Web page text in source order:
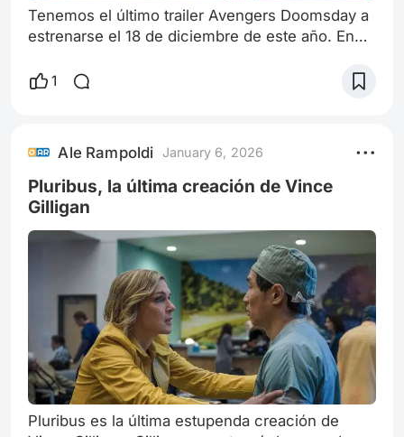
Tenemos el último trailer Avengers Doomsday a
estrenarse el 18 de diciembre de este año. En
regreso de Patrick Stewart como Charles Xavier
en su poder Fox, y la cadena fue vendida a
Disney por lo cual Marvel Studios se hizo car
1
Ale Rampoldi January 6, 2026
Pluribus, la última creación de Vince
Gilligan
Pluribus es la última estupenda creación de